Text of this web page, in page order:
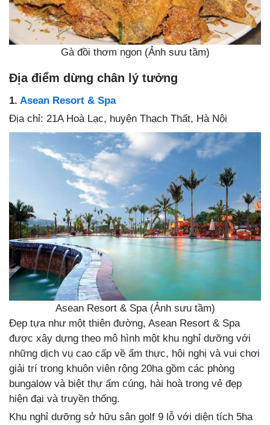
Gà đồi thơm ngon (Ảnh sưu tầm)
Địa điểm dừng chân lý tưởng
1. Asean Resort & Spa
Địa chỉ: 21A Hoà Lạc, huyện Thạch Thất, Hà Nội
Asean Resort & Spa (Ảnh sưu tầm)
Đẹp tựa như một thiên đường, Asean Resort & Spa
được xây dựng theo mô hình một khu nghỉ dưỡng với
những dịch vụ cao cấp về ẩm thực, hội nghị và vui chơi
giải trí trong khuôn viên rộng 20ha gồm các phòng
bungalow và biệt thự ấm cúng, hài hoà trong vẻ đẹp
hiện đại và truyền thống.
Khu nghỉ dưỡng sở hữu sân golf 9 lỗ với diện tích 5ha